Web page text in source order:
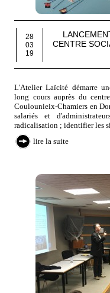
28
03
19
CENTRE
L'Atelier Laïcité démarre
long cours auprès du
Coulounieix-Chamiers en
salariés et
radicalisation ; identifier les
lire la suite